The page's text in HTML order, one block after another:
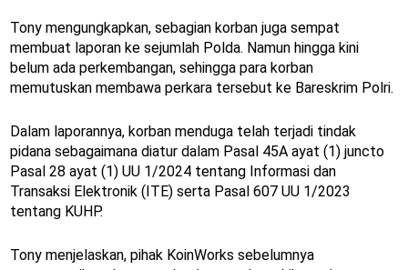
Tony mengungkapkan, sebagian korban juga sempat
membuat laporan ke sejumlah Polda. Namun hingga kini
belum ada perkembangan, sehingga para korban
memutuskan membawa perkara tersebut ke Bareskrim Polri.
Dalam laporannya, korban menduga telah terjadi tindak
pidana sebagaimana diatur dalam Pasal 45A ayat (1) juncto
Pasal 28 ayat (1) UU 1/2024 tentang Informasi dan
Transaksi Elektronik (ITE) serta Pasal 607 UU 1/2023
tentang KUHP.
Tony menjelaskan, pihak KoinWorks sebelumnya